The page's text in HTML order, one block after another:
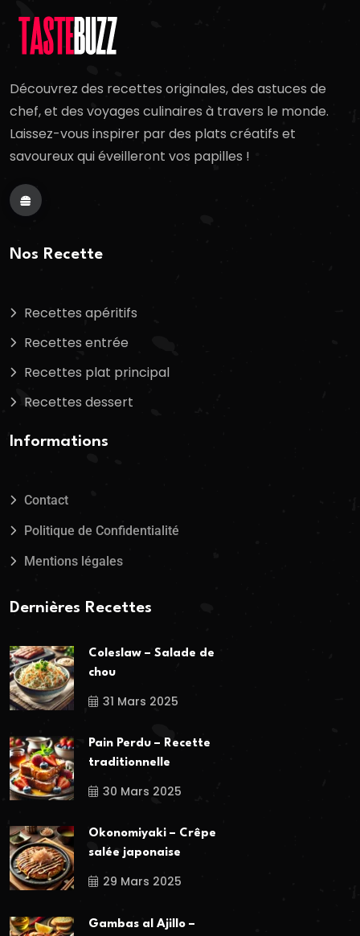
Découvrez des recettes originales, des astuces de
chef, et des voyages culinaires à travers le monde.
Laissez-vous inspirer par des plats créatifs et
savoureux qui éveilleront vos papilles !
Nos Recette
Recettes apéritifs
Recettes entrée
Recettes plat principal
Recettes dessert
Informations
Contact
Politique de Confidentialité
Mentions légales
Dernières Recettes
Coleslaw – Salade de
chou
31 Mars 2025
Pain Perdu – Recette
traditionnelle
30 Mars 2025
Okonomiyaki – Crêpe
salée japonaise
29 Mars 2025
Gambas al Ajillo –